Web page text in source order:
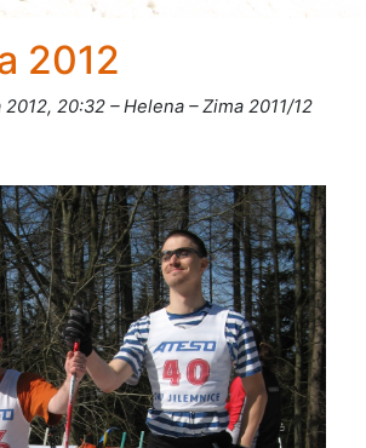
2012
20:32 – Helena – Zima 2011/12